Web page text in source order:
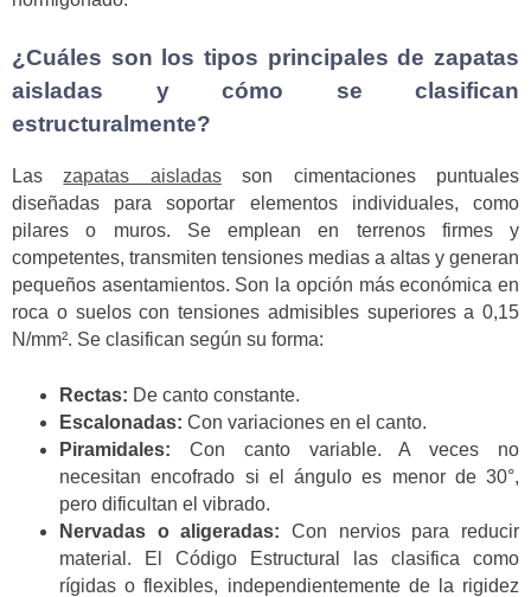
¿Cuáles son los tipos principales de zapatas
aisladas y cómo se clasifican
estructuralmente?
Las zapatas aisladasson cimentaciones puntuales
diseñadas para soportar elementos individuales, como
pilares o muros. Se emplean en terrenos firmes y
competentes, transmiten tensiones medias a altas y generan
pequeños asentamientos. Son la opción más económica en
roca o suelos con tensiones admisibles superiores a 0,15
N/mm². Se clasifican según su forma:
Rectas: De canto constante.
Escalonadas: Con variaciones en el canto.
Piramidales: Con canto variable. A veces no
necesitan encofrado si el ángulo es menor de 30°,
pero dificultan el vibrado.
Nervadas o aligeradas: Con nervios para reducir
material. El Código Estructural las clasifica como
rígidas o flexibles, independientemente de la rigidez